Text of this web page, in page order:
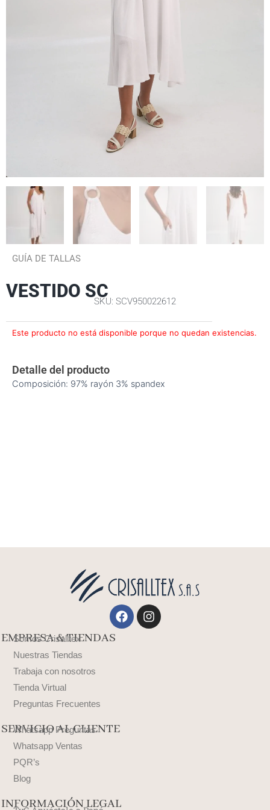
VESTIDO SCSKU: SCV950022612
Este producto no está disponible porque no quedan existencias.
GUÍA DE TALLAS
Detalle del producto
Composición: 97% rayón 3% spandex
FacebookInstagram
EMPRESA & TIENDAS
Somos Crisalltex
Nuestras Tiendas
Trabaja con nosotros
Tienda Virtual
Preguntas Frecuentes
SERVICIO AL CLIENTE
Whatsapp Preguntas
Whatsapp Ventas
PQR’s
Blog
INFORMACIÓN LEGAL